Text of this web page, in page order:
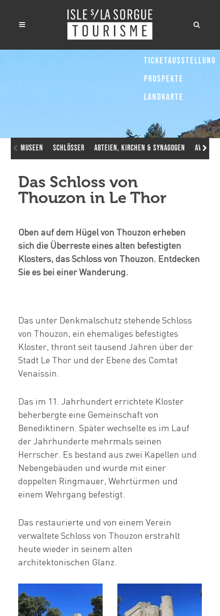
Museen Schlösser Abteien, Kirchen & Synagogen
Das Schloss von
Thouzon in Le Thor
Oben auf dem Hügel von Thouzon erheben
sich die Überreste eines alten befestigten
Klosters, das Schloss von Thouzon. Entdecken
Sie es bei einer Wanderung.
Das unter Denkmalschutz stehende Schloss
von Thouzon, ein ehemaliges befestigtes
Kloster, thront seit tausend Jahren über der
Stadt Le Thor und der Ebene des Comtat
Venaissin.
Das im 11. Jahrhundert errichtete Kloster
beherbergte eine Gemeinschaft von
Benediktinern. Später wechselte es im Lauf
der Jahrhunderte mehrmals seinen
Herrscher. Es bestand aus zwei Kapellen und
Nebengebäuden und wurde mit einer
doppelten Ringmauer, Wehrtürmen und
einem Wehrgang befestigt.
Das restaurierte und von einem Verein
verwaltete Schloss von Thouzon erstrahlt
heute wieder in seinem alten
architektonischen Glanz.
Ticketausstellung
Prospekte
Landkarte